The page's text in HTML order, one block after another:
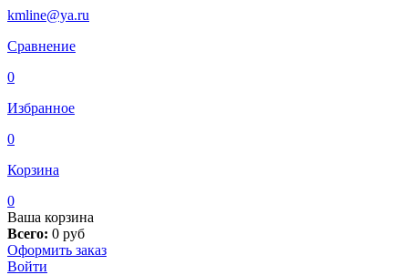
kmline@ya.ru
Сравнение
0
Избранное
0
Корзина
0
Ваша корзина
Всего: 0 руб
Оформить заказ
Войти